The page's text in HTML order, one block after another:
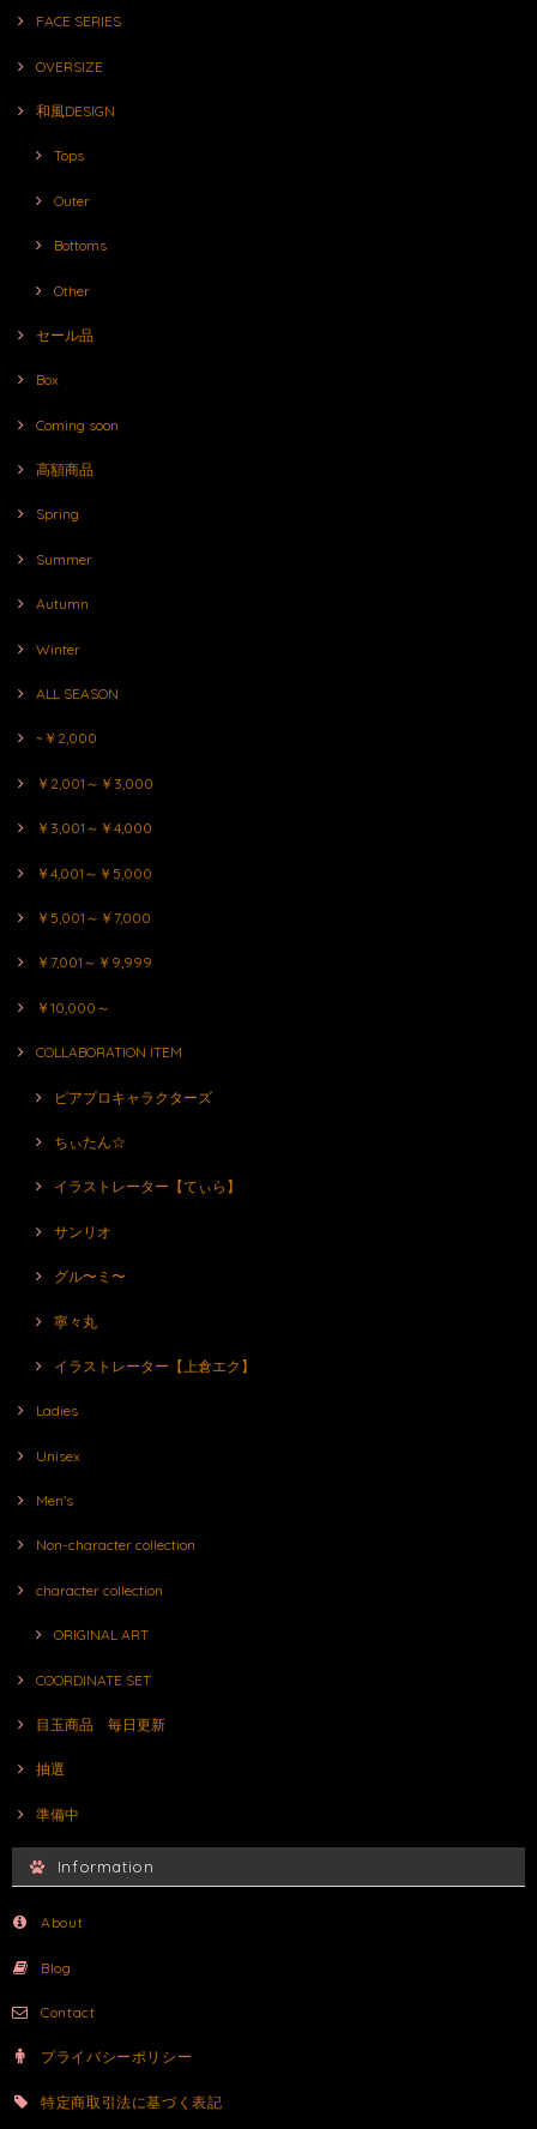
FACE SERIES
OVERSIZE
和風DESIGN
Tops
Outer
Bottoms
Other
セール品
Box
Coming soon
高額商品
Spring
Summer
Autumn
Winter
ALL SEASON
~￥2,000
￥2,001～￥3,000
￥3,001～￥4,000
￥4,001～￥5,000
￥5,001～￥7,000
￥7,001～￥9,999
￥10,000～
COLLABORATION ITEM
ピアプロキャラクターズ
ちぃたん☆
イラストレーター【てぃら】
サンリオ
グル〜ミ〜
寧々丸
イラストレーター【上倉エク】
Ladies
Unisex
Men's
Non-character collection
character collection
ORIGINAL ART
COORDINATE SET
目玉商品 毎日更新
抽選
準備中
Information
About
Blog
Contact
プライバシーポリシー
特定商取引法に基づく表記